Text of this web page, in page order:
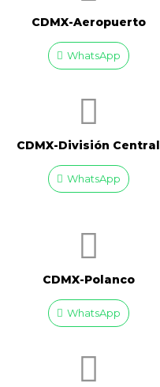
CDMX-Aeropuerto​
WhatsApp
CDMX-División Central
WhatsApp
CDMX-Polanco
WhatsApp